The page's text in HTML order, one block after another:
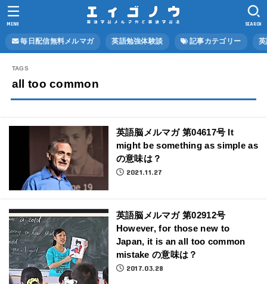
毎日配信無料メルマガ 英語勉強体験談 記事カテゴリー
SEARCH
MENU
all too common
英語脳メルマガ 第04617号 It
might be something as simple as
の意味は？
2021.11.27
英語脳メルマガ 第02912号
However, for those new to
Japan, it is an all too common
mistake の意味は？
2017.03.28